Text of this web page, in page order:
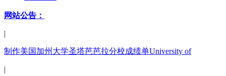
网站公告：
|
制作美国加州大学圣塔芭芭拉分校成绩单University of
|